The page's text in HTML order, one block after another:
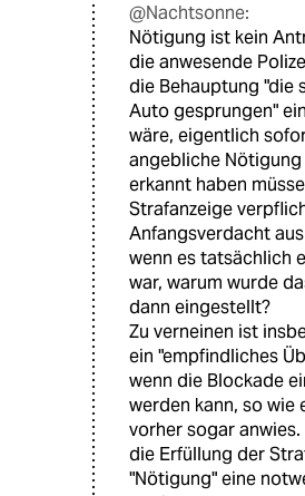
@Nachtsonne:
Nötigung ist kein
die anwesende
die Behauptung "die
Auto gesprungen"
wäre, eigentlich
angebliche
erkannt haben
Strafanzeige
Anfangsverdacht
wenn es tatsächlich
war, warum wurde
dann eingestellt?
Zu verneinen ist
ein "empfindliches
wenn die Blockade
werden kann, so wie
vorher sogar
die Erfüllung der
"Nötigung" eine